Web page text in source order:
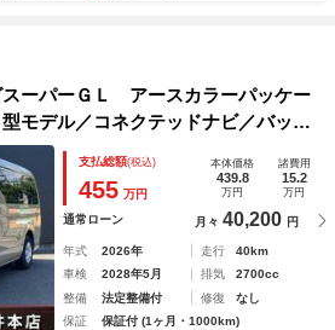
ーパーＧＬ アースカラーパッケー
モデル／コネクテッドナビ／バック
ーモニター／デジタルインナーミラ
ア／レーダークルーズコントロール
支払総額(税込)
455 万円
本体価格
439.8
万円
諸費用
15.2
万円
通常ローン 月々 40,200 円
年式 2026年 走行
40km
車検
2028年5月 排気
2700cc
整備
法定整備付 修復
なし
保証
保証付 (1ヶ月・1000km)